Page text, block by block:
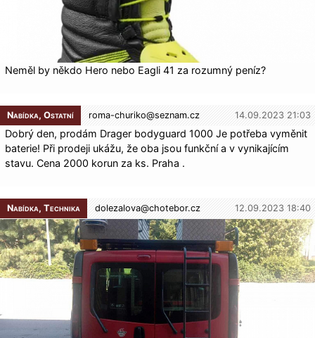
Neměl by někdo Hero nebo Eagli 41 za rozumný peníz?
Nabídka, Ostatní roma-churiko@seznam.cz 14.09.2023 21:03
Dobrý den, prodám Drager bodyguard 1000 Je potřeba vyměnit
baterie! Při prodeji ukážu, že oba jsou funkční a v vynikajícím
stavu. Cena 2000 korun za ks. Praha .
Nabídka, Technika dolezalova@chotebor.cz 12.09.2023 18:40